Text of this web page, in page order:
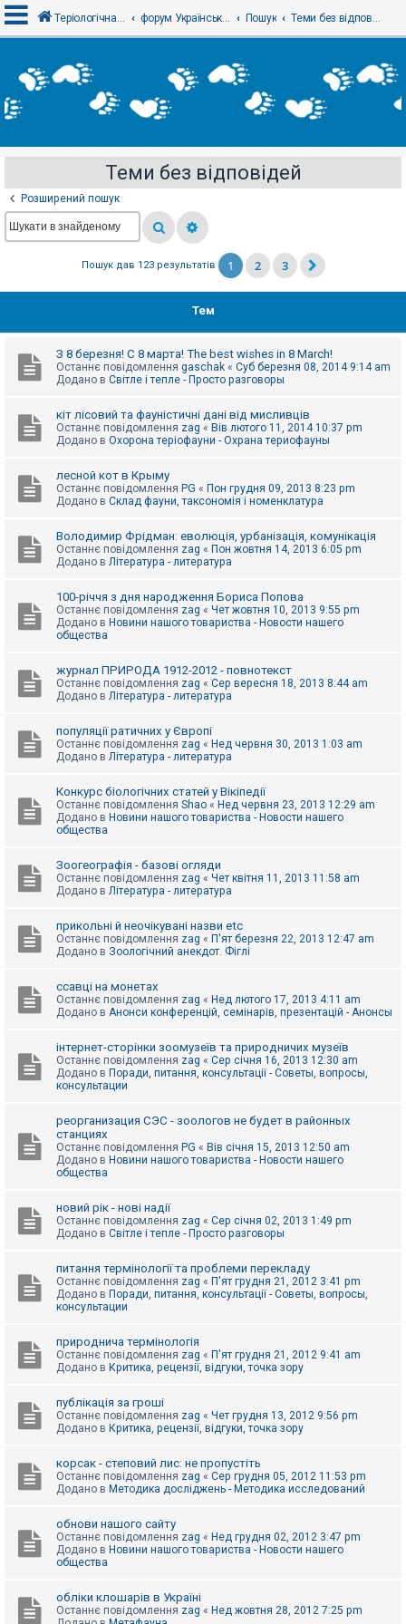
х
і
е
с
т
р
я
е
и
з
е
и
е
ш
к
м
г
Теріологічна школа форум Українського теріологічного товариства Пошук Теми без відповідей
Теми без відповідей
Розширений пошук
Пошук дав 123 результатів 1 2 3
Тем
З 8 березня! С 8 марта! The best wishes in 8 March!
Останнє повідомлення gaschak « Суб березня 08, 2014 9:14 am
Додано в Світле і тепле - Просто разговоры
кіт лісовий та фауністичні дані від мисливців
Останнє повідомлення zag « Вів лютого 11, 2014 10:37 pm
Додано в Охорона теріофауни - Охрана териофауны
лесной кот в Крыму
Останнє повідомлення PG « Пон грудня 09, 2013 8:23 pm
Додано в Склад фауни, таксономія і номенклатура
Володимир Фрідман: еволюція, урбанізація, комунікація
Останнє повідомлення zag « Пон жовтня 14, 2013 6:05 pm
Додано в Література - литература
100-річчя з дня народження Бориса Попова
Останнє повідомлення zag « Чет жовтня 10, 2013 9:55 pm
Додано в Новини нашого товариства - Новости нашего
общества
журнал ПРИРОДА 1912-2012 - повнотекст
Останнє повідомлення zag « Сер вересня 18, 2013 8:44 am
Додано в Література - литература
популяції ратичних у Європі
Останнє повідомлення zag « Нед червня 30, 2013 1:03 am
Додано в Література - литература
Конкурс біологічних статей у Вікіпедії
Останнє повідомлення Shao « Нед червня 23, 2013 12:29 am
Додано в Новини нашого товариства - Новости нашего
общества
Зоогеографія - базові огляди
Останнє повідомлення zag « Чет квітня 11, 2013 11:58 am
Додано в Література - литература
прикольні й неочікувані назви etc
Останнє повідомлення zag « П'ят березня 22, 2013 12:47 am
Додано в Зоологічний анекдот. Фіглі
ссавці на монетах
Останнє повідомлення zag « Нед лютого 17, 2013 4:11 am
Додано в Анонси конференцій, семінарів, презентацій - Анонсы
інтернет-сторінки зоомузеїв та природничих музеїв
Останнє повідомлення zag « Сер січня 16, 2013 12:30 am
Додано в Поради, питання, консультації - Советы, вопросы,
консультации
реорганизация СЭС - зоологов не будет в районных
станциях
Останнє повідомлення PG « Вів січня 15, 2013 12:50 am
Додано в Новини нашого товариства - Новости нашего
общества
новий рік - нові надії
Останнє повідомлення zag « Сер січня 02, 2013 1:49 pm
Додано в Світле і тепле - Просто разговоры
питання термінології та проблеми перекладу
Останнє повідомлення zag « П'ят грудня 21, 2012 3:41 pm
Додано в Поради, питання, консультації - Советы, вопросы,
консультации
природнича термінологія
Останнє повідомлення zag « П'ят грудня 21, 2012 9:41 am
Додано в Критика, рецензії, відгуки, точка зору
публікація за гроші
Останнє повідомлення zag « Чет грудня 13, 2012 9:56 pm
Додано в Критика, рецензії, відгуки, точка зору
корсак - степовий лис: не пропустіть
Останнє повідомлення zag « Сер грудня 05, 2012 11:53 pm
Додано в Методика досліджень - Методика исследований
обнови нашого сайту
Останнє повідомлення zag « Нед грудня 02, 2012 3:47 pm
Додано в Новини нашого товариства - Новости нашего
общества
обліки клошарів в Україні
Останнє повідомлення zag « Нед жовтня 28, 2012 7:25 pm